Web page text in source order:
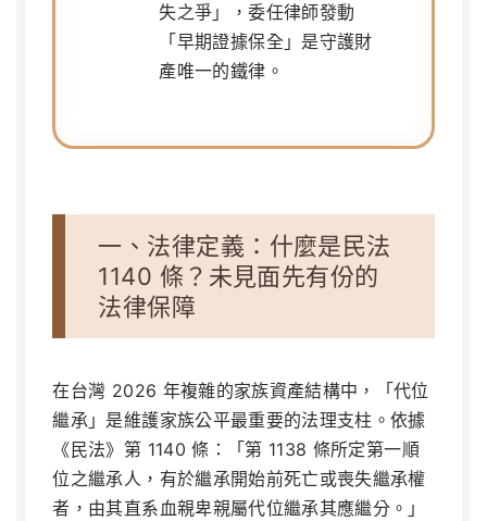
失之爭」，委任律師發動
「早期證據保全」是守護財
產唯一的鐵律。
一、法律定義：什麼是民法
1140 條？未見面先有份的
法律保障
在台灣 2026 年複雜的家族資產結構中，「代位
繼承」是維護家族公平最重要的法理支柱。依據
《民法》第 1140 條 ：「第 1138 條所定第一順
位之繼承人，有於繼承開始前死亡或喪失繼承權
者，由其直系血親卑親屬代位繼承其應繼分。」